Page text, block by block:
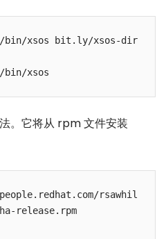
xsos bit.ly/xsos-dir
bin/xsos
。它将从 rpm 文件安装
rsawhil
release.rpm